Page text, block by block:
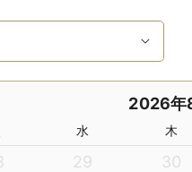
2026年
水 木
29 30